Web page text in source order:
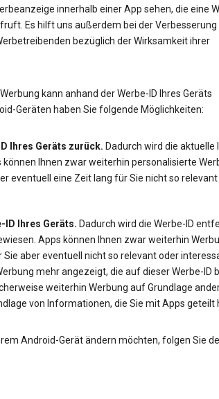
innerhalb einer App sehen, die eine
Es hilft uns außerdem bei der Verbesserung
bezüglich der Wirksamkeit ihrer
kann anhand der Werbe-ID Ihres Geräts
Geräten haben Sie folgende Möglichkeiten:
Ihres Geräts zurück. Dadurch wird die aktuelle
Ihnen zwar weiterhin personalisierte
eventuell eine Zeit lang für Sie nicht so
ID Ihres Geräts. Dadurch wird die Werbe-ID
Apps können Ihnen zwar weiterhin
aber eventuell nicht so relevant oder
mehr angezeigt, die auf dieser Werbe-ID
weiterhin Werbung auf Grundlage
von Informationen, die Sie mit Apps geteilt
Android-Gerät ändern möchten, folgen Sie